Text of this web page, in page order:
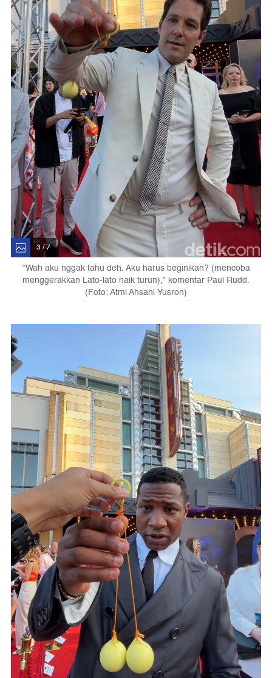
3 / 7
“Wah aku nggak tahu deh. Aku harus beginikan? (mencoba
menggerakkan Lato-lato naik turun),” komentar Paul Rudd.
(Foto: Atmi Ahsani Yusron)